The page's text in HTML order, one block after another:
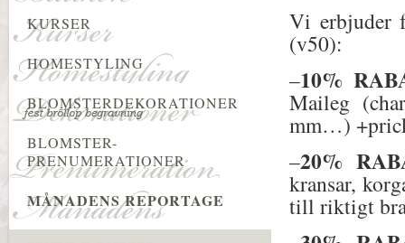
Vi erbjuder
(v50):
–10%
Maileg
mm…)
–20%
kransar,
till riktigt
KURSER
HOMESTYLING
BLOMSTERDEKORATIONER
BLOMSTER-
PRENUMERATIONER
MÅNADENS REPORTAGE